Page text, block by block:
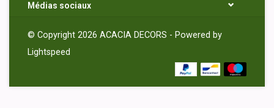
Médias sociaux
© Copyright 2026 ACACIA DECORS - Powered by
Lightspeed